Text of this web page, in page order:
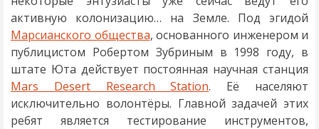
активную колонизацию… на Земле. Под эгидой
Марсианского общества, основанного инженером и
публицистом Робертом Зубриным в 1998 году, в
штате Юта действует постоянная научная станция
Mars Desert Research Station. Её населяют
исключительно волонтёры. Главной задачей этих
ребят является тестирование инструментов,